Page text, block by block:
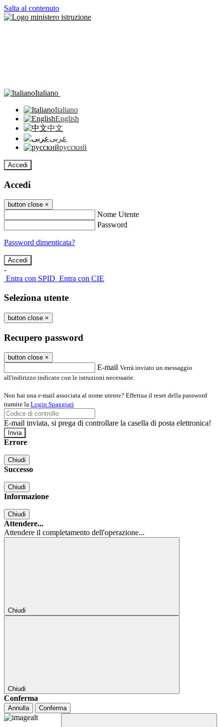
Salta al contenuto
Italiano
Italiano
English
中文
عربى
русский
Accedi
Accedi
button close ×
Nome Utente
Password
Password dimenticata?
-
Entra con SPID Entra con CIE
Seleziona utente
button close ×
Recupero password
button close ×
E-mail Verrà inviato un messaggio
all'indirizzo indicato con le istruzioni necessarie.
Non hai una e-mail associata al nome utente? Effettua il reset della password
tramite la Login Spaggiari
E-mail inviata, si prega di controllare la casella di posta elettronica!
Errore
Chiudi
Successo
Chiudi
Informazione
Chiudi
Attendere...
Attendere il completamento dell'operazione...
Chiudi
Chiudi
Conferma
Annulla Conferma